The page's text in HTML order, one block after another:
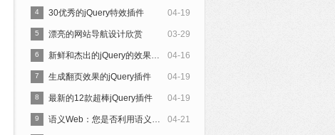
04-19
4 30优秀的jQuery特效插件
03-29
5 漂亮的网站导航设计欣赏
04-16
6 新鲜和杰出的jQuery的效果摘要
04-19
7 生成翻页效果的jQuery插件
04-19
8 最新的12款超棒jQuery插件
04-21
9 语义Web：您是否利用语义搜索吗？